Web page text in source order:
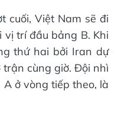
cuối, Việt Nam sẽ đi
trí đầu bảng B. Khi
thứ hai bởi Iran dự
trận cùng giờ. Đội nhì
ở vòng tiếp theo, là